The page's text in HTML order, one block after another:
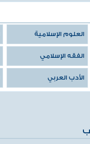
العلوم الإسلامية
الفقه الإسلامي
الأدب العربي